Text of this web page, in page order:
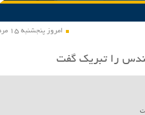
امروز پنجشنبه ۱۵ مرداد ۱۴۰۵
را تبریک گفت